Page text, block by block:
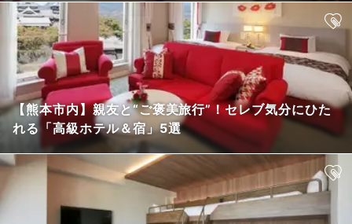
【熊本市内】親友と“ご褒美旅行”！セレブ気分にひた
れる「高級ホテル＆宿」5選